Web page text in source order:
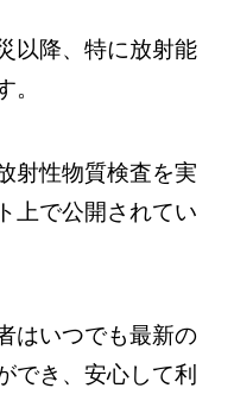
以降、特に放射能
。
射性物質検査を実
上で公開されてい
はいつでも最新の
でき、安心して利